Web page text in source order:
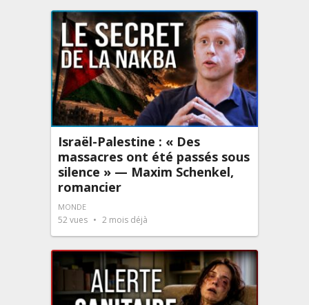
Israël-Palestine : « Des
massacres ont été passés sous
silence » — Maxim Schenkel,
romancier
MONDE
52vues 2 mois déjà